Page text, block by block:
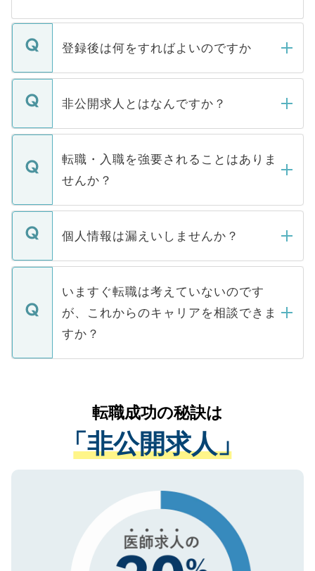
登録後は何をすればよいのですか
ご登録いただきましたら、弊社担当者がご
登録内容を確認し、その後メールもしくは
ます。通常、5営業日以内にはご連絡をせて
いただきますので、しばらくお待ちくださ
非公開求人とはなんですか？
マイナビDOCTORで取り扱っている求人の
うち約3割は、Webサイトからご覧いただ
けない「非公開求人」です。非公開求人は
下記の理由によって、一般には公開してい
ません。
■応募殺到を避けるため 人気のある医療機
関を公にしてしまうと、応募が殺到する場
に、医療機関が求める条件に合った人材の
みを人材紹介会社に依頼するケースが増え
ています。
転職・入職を強要されることはありま
せんか？
転職・入職を強要することは一切ありませ
ん。また、仮に応募先から内定をいただい
定を承諾する必要はありません。内定先へ
の辞退の連絡はキャリアパートナーが行い
個人情報は漏えいしませんか？
個人情報が漏えいすることはありませんの
で、ご安心ください。当サイトからの登録
などで収集したご登録者様の個人情報は、
ご本人のキャリアアップおよび転職活動の
支援を目的に使用いたします。お預かりし
ているすべての個人データはご本人の許可
は、個人情報の取り扱いについての厳密な
管理基準を満たした事業者のみに付与され
る、プライバシーマークを取得済みです。
で、機密保持に関してもご安心ください。
いますぐ転職は考えていないのです
が、これからのキャリアを相談できま
すか？
かがいして、現在の医療機関の状況や紹介
経験をまじえながら、適切なアドバイスを
させていただきます。すぐにご転職をされ
ない方には、長期的なサポートが可能です
ので、まずはご登録ください。
転職成功の秘訣は
「非公開求人」